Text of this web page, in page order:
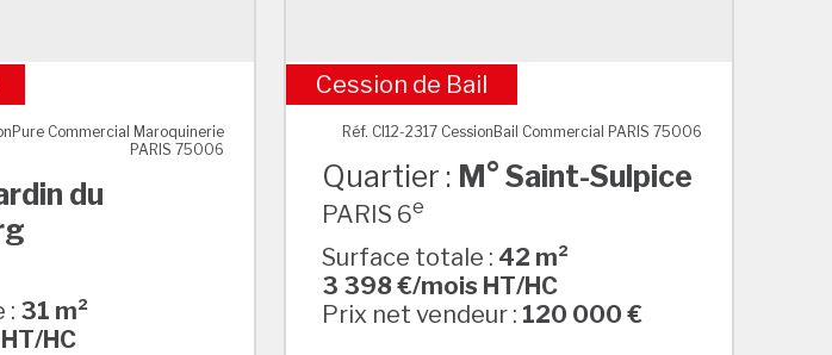
Luxembourg
Commercial Maroquinerie
PARIS 75006
du
: 31 m²
HC
M° Saint-Sulpice
Cession de Bail
Réf. CI12-2317 CessionBail Commercial PARIS 75006
Quartier : M° Saint-Sulpice
PARIS 6e
Surface totale : 42 m²
3 398 €/mois HT/HC
Prix net vendeur : 120 000 €